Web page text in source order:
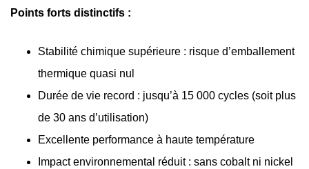
Points forts distinctifs :
Stabilité chimique supérieure : risque d’emballement
thermique quasi nul
Durée de vie record : jusqu’à 15 000 cycles (soit plus
de 30 ans d’utilisation)
Excellente performance à haute température
Impact environnemental réduit : sans cobalt ni nickel